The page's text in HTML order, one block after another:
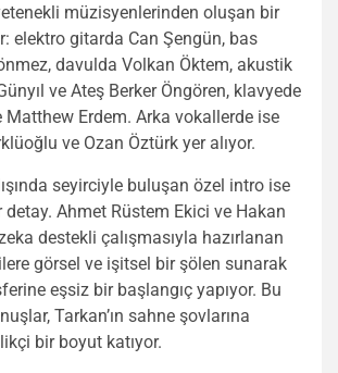
müzisyenlerinden oluşan bir
elektro gitarda Can Şengün, bas
davulda Volkan Öktem, akustik
ve Ateş Berker Öngören, klavyede
Matthew Erdem. Arka vokallerde ise
ve Ozan Öztürk yer alıyor.
seyirciyle buluşan özel intro ise
Ahmet Rüstem Ekici ve Hakan
destekli çalışmasıyla hazırlanan
görsel ve işitsel bir şölen sunarak
eşsiz bir başlangıç yapıyor. Bu
Tarkan’ın sahne şovlarına
bir boyut katıyor.